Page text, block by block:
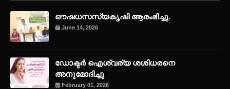
ഔഷധസസ്യകൃഷി ആരംഭിച്ചു.
June 14, 2026
ഡോക്ടർ ഐശ്വര്യ ശശിധരനെ
അനുമോദിച്ചു
February 01, 2026